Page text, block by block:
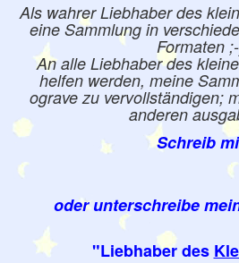
Als wahrer Liebhaber des
eine Sammlung in
Formaten
An alle Liebhaber des
helfen werden, meine
ograve zu vervollständigen;
anderen
Schreib
oder unterschreibe
"Liebhaber des